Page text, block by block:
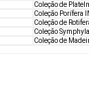
Coleção de
Coleção Porífera
Coleção de
Coleção
Coleção de